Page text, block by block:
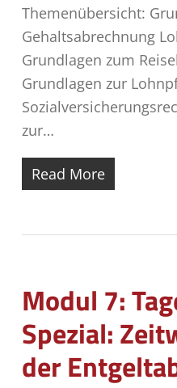
Themenübersicht:
Gehaltsabrechnung
Grundlagen zum
Grundlagen zur
zur…
Read More
Modul 7:
Spezial:
der